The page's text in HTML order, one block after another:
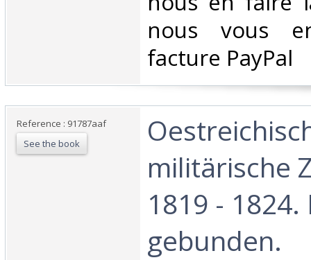
nous vous
facture PayPal‎
Reference : 91787aaf
See the book
militärische
1819 - 1824.
gebunden.‎